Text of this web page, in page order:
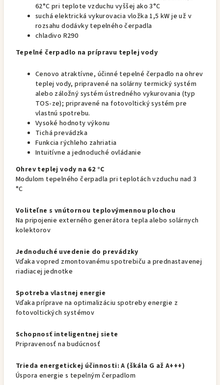
62°C pri teplote vzduchu vyššej ako 3°C
suchá elektrická vykurovacia vložka 1,5 kW je už v
rozsahu dodávky tepelného čerpadla
chladivo R290
Tepelné čerpadlo na prípravu teplej vody
Cenovo atraktívne, účinné tepelné čerpadlo na ohrev
teplej vody, pripravené na solárny termický systém
alebo záložný systém ústredného vykurovania (typ
TOS-ze); pripravené na fotovoltický systém pre
vlastnú spotrebu.
Vysoké hodnoty výkonu
Tichá prevádzka
Funkcia rýchleho zahriatia
Intuitívne a jednoduché ovládanie
Ohrev teplej vody na 62 °C
Modulom tepelného čerpadla pri teplotách vzduchu nad 3
°C
Voliteľne s vnútornou teplovýmennou plochou
Na pripojenie externého generátora tepla alebo solárnych
kolektorov
Jednoduché uvedenie do prevádzky
Vďaka vopred zmontovanému spotrebiču a prednastavenej
riadiacej jednotke
Spotreba vlastnej energie
Vďaka príprave na optimalizáciu spotreby energie z
fotovoltických systémov
Schopnosť inteligentnej siete
Pripravenosť na budúcnosť
Trieda energetickej účinnosti: A (škála G až A+++)
Úspora energie s tepelným čerpadlom